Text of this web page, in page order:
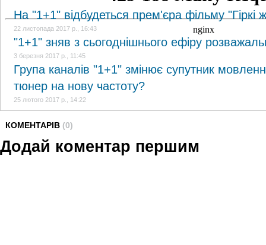
На "1+1" відбудеться прем'єра фільму "Гіркі
22 листопада 2017 р., 16:43
"1+1" зняв з сьогоднішнього ефіру
3 березня 2017 р., 11:45
Група каналів "1+1" змінює супутник
тюнер на нову частоту?
25 лютого 2017 р., 14:22
КОМЕНТАРІВ (0)
Додай коментар першим